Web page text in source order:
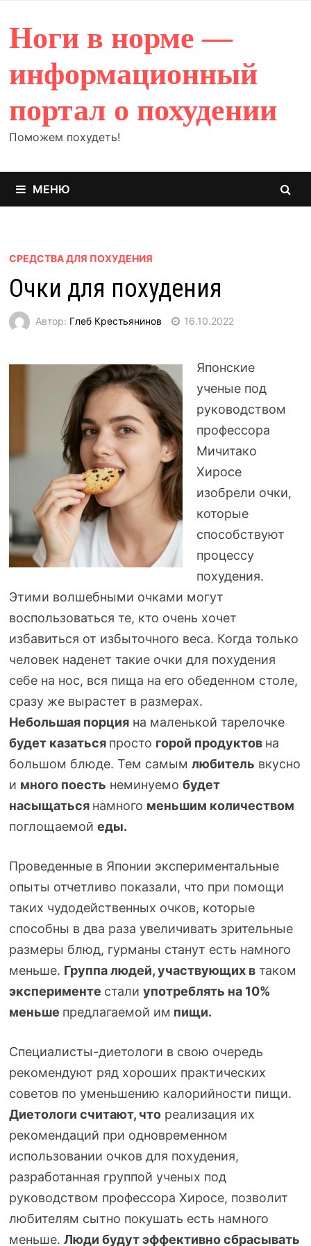
содержимому
Ноги в норме —
информационный
портал о похудении
Поможем похудеть!
МЕНЮ
СРЕДСТВА ДЛЯ ПОХУДЕНИЯ
Очки для похудения
Автор: Глеб Крестьянинов 16.10.2022
Японские
ученые под
руководством
профессора
Мичитако
Хиросе
изобрели очки,
которые
способствуют
процессу
похудения.
Этими волшебными очками могут
воспользоваться те, кто очень хочет
избавиться от избыточного веса. Когда только
человек наденет такие очки для похудения
себе на нос, вся пища на его обеденном столе,
сразу же вырастет в размерах.
Небольшая порцияна маленькой тарелочке
будет казаться просто горой продуктов на
большом блюде. Тем самым любитель вкусно
и много поесть неминуемо будет
насыщаться намного меньшим количеством
поглощаемой еды.
Проведенные в Японии экспериментальные
опыты отчетливо показали, что при помощи
таких чудодейственных очков, которые
способны в два раза увеличивать зрительные
размеры блюд, гурманы станут есть намного
меньше. Группа людей, участвующихвтаком
эксперименте стали употреблять на 10%
меньше предлагаемой им пищи.
Специалисты-диетологи в свою очередь
рекомендуют ряд хороших практических
советов по уменьшению калорийности пищи.
Диетологи считают, чтореализация их
рекомендаций при одновременном
использовании очков для похудения,
разработанная группой ученых под
руководством профессора Хиросе, позволит
любителям сытно покушать есть намного
меньше. Люди будут эффективно сбрасывать